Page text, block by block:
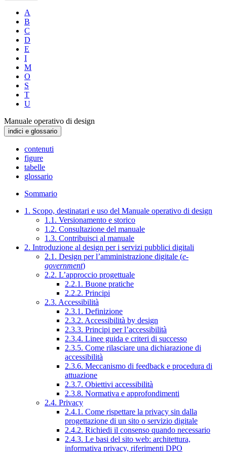
A
B
C
D
E
I
M
O
S
T
U
Manuale operativo di design
indici e glossario
contenuti
figure
tabelle
glossario
Sommario
1. Scopo, destinatari e uso del Manuale operativo di design
1.1. Versionamento e storico
1.2. Consultazione del manuale
1.3. Contribuisci al manuale
2. Introduzione al design per i servizi pubblici digitali
2.1. Design per l’amministrazione digitale (e-
government)
2.2. L’approccio progettuale
2.2.1. Buone pratiche
2.2.2. Principi
2.3. Accessibilità
2.3.1. Definizione
2.3.2. Accessibilità by design
2.3.3. Principi per l’accessibilità
2.3.4. Linee guida e criteri di successo
2.3.5. Come rilasciare una dichiarazione di
accessibilità
2.3.6. Meccanismo di feedback e procedura di
attuazione
2.3.7. Obiettivi accessibilità
2.3.8. Normativa e approfondimenti
2.4. Privacy
2.4.1. Come rispettare la privacy sin dalla
progettazione di un sito o servizio digitale
2.4.2. Richiedi il consenso quando necessario
2.4.3. Le basi del sito web: architettura,
informativa privacy, riferimenti DPO